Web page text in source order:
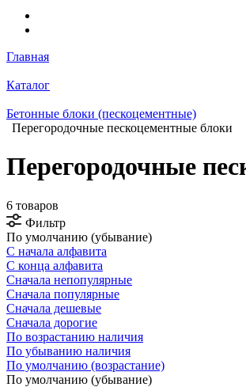
Главная
Каталог
Бетонные блоки (пескоцементные)
Перегородочные пескоцементные блоки
Перегородочные
6 товаров
Фильтр
По умолчанию (убывание)
С начала алфавита
С конца алфавита
Сначала непопулярные
Сначала популярные
Сначала дешевые
Сначала дорогие
По возрастанию наличия
По убыванию наличия
По умолчанию (возрастание)
По умолчанию (убывание)